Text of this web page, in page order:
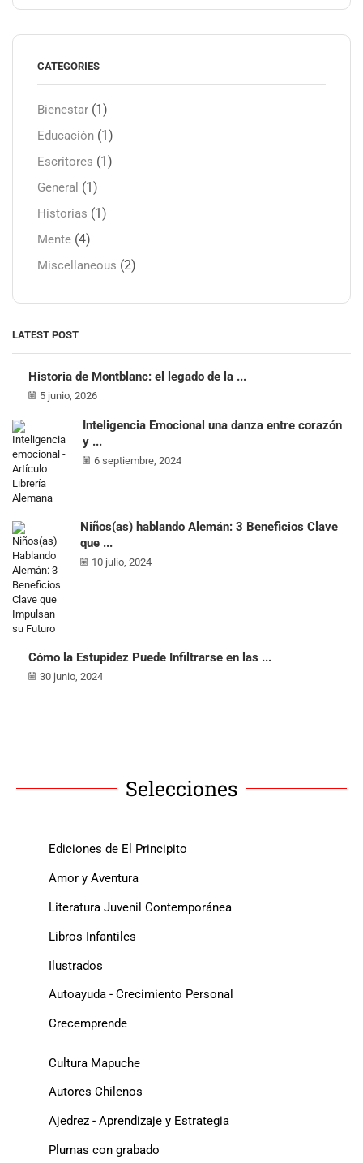
CATEGORIES
Bienestar (1)
Educación (1)
Escritores (1)
General (1)
Historias (1)
Mente (4)
Miscellaneous (2)
LATEST POST
Historia de Montblanc: el legado de la ...
5 junio, 2026
Inteligencia Emocional una danza entre corazón
y ...
6 septiembre, 2024
Niños(as) hablando Alemán: 3 Beneficios Clave
que ...
10 julio, 2024
Cómo la Estupidez Puede Infiltrarse en las ...
30 junio, 2024
Selecciones
Ediciones de El Principito
Amor y Aventura
Literatura Juvenil Contemporánea
Libros Infantiles
Ilustrados
Autoayuda - Crecimiento Personal
Crecemprende
Cultura Mapuche
Autores Chilenos
Ajedrez - Aprendizaje y Estrategia
Plumas con grabado